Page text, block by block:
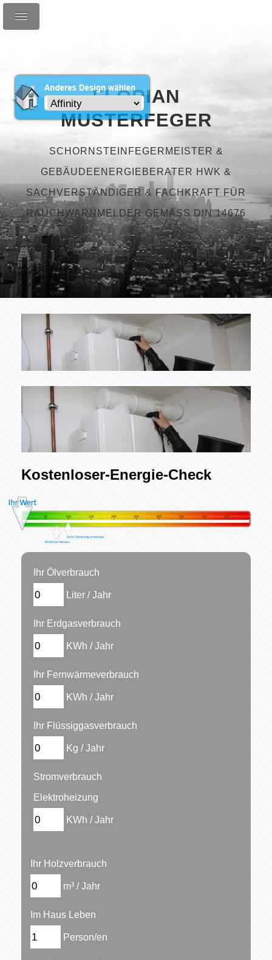
FLORIAN
MUSTERFEGER
SCHORNSTEINFEGERMEISTER &
GEBÄUDEENERGIEBERATER HWK &
SACHVERSTÄNDIGER & FACHKRAFT FÜR
RAUCHWARNMELDER GEMÄSS DIN 14676
Kostenloser-Energie-Check
Ihr Ölverbrauch
Liter / Jahr
Ihr Erdgasverbrauch
KWh / Jahr
Ihr Fernwärmeverbrauch
KWh / Jahr
Ihr Flüssiggasverbrauch
Kg / Jahr
Stromverbrauch
Elektroheizung
KWh / Jahr
Ihr Holzverbrauch
m³ / Jahr
Im Haus Leben
Person/en